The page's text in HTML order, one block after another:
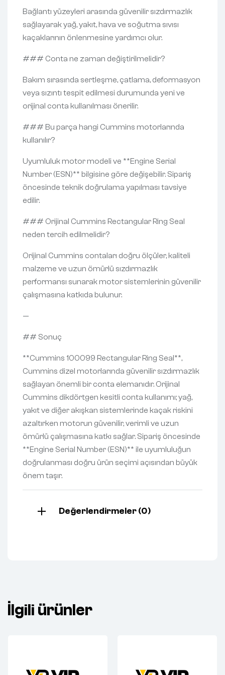
Bağlantı yüzeyleri arasında güvenilir sızdırmazlık
sağlayarak yağ, yakıt, hava ve soğutma sıvısı
kaçaklarının önlenmesine yardımcı olur.
### Conta ne zaman değiştirilmelidir?
Bakım sırasında sertleşme, çatlama, deformasyon
veya sızıntı tespit edilmesi durumunda yeni ve
orijinal conta kullanılması önerilir.
### Bu parça hangi Cummins motorlarında
kullanılır?
Uyumluluk motor modeli ve **Engine Serial
Number (ESN)** bilgisine göre değişebilir. Sipariş
öncesinde teknik doğrulama yapılması tavsiye
edilir.
### Orijinal Cummins Rectangular Ring Seal
neden tercih edilmelidir?
Orijinal Cummins contaları doğru ölçüler, kaliteli
malzeme ve uzun ömürlü sızdırmazlık
performansı sunarak motor sistemlerinin güvenilir
çalışmasına katkıda bulunur.
—
## Sonuç
**Cummins 100099 Rectangular Ring Seal**,
Cummins dizel motorlarında güvenilir sızdırmazlık
sağlayan önemli bir conta elemanıdır. Orijinal
Cummins dikdörtgen kesitli conta kullanımı; yağ,
yakıt ve diğer akışkan sistemlerinde kaçak riskini
azaltırken motorun güvenilir, verimli ve uzun
ömürlü çalışmasına katkı sağlar. Sipariş öncesinde
**Engine Serial Number (ESN)** ile uyumluluğun
doğrulanması doğru ürün seçimi açısından büyük
önem taşır.
Değerlendirmeler (0)
İlgili ürünler